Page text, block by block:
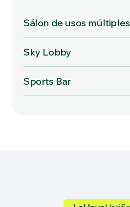
Sálon de usos múltiples
Sky Lobby
Sports Bar